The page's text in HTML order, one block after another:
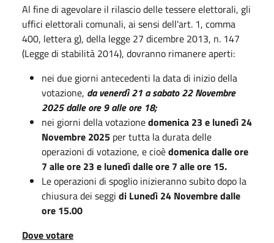
Al fine di agevolare il rilascio delle tessere elettorali, gli
uffici elettorali comunali, ai sensi dell'art. 1, comma
400, lettera g), della legge 27 dicembre 2013, n. 147
(Legge di stabilità 2014), dovranno rimanere aperti:
nei due giorni antecedenti la data di inizio della
votazione, da venerdì 21 a sabato 22 Novembre
2025 dalle ore 9 alle ore 18;
nei giorni della votazionedomenica 23 e lunedì 24
Novembre 2025 per tutta la durata delle
operazioni di votazione, e cioèdomenica dalleore
7 alle ore 23 e lunedì dalle ore 7 alle ore 15.
Le operazioni di spoglio inizieranno subito dopo la
chiusura dei seggi di Lunedì 24 Novembre dalle
ore 15.00
Dove votare